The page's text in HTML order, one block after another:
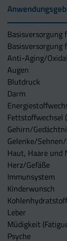
Basisversorgung
Basisversorgung
Anti-Aging/
Augen
Blutdruck
Darm
Fettstoffwechsel
Gehirn/
Gelenke/
Haut, Haare und
Herz/Gefäße
Immunsystem
Kinderwunsch
Leber
Müdigkeit
Psyche